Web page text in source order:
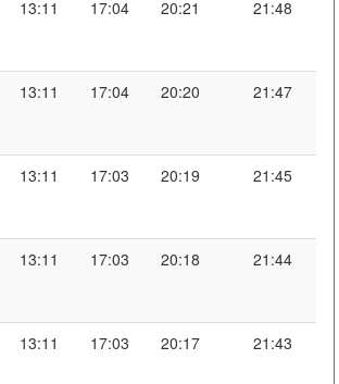
13:11 17:04 20:21 21:48
13:11 17:04 20:20 21:47
13:11 17:03 20:19 21:45
13:11 17:03 20:18 21:44
13:11 17:03 20:17 21:43